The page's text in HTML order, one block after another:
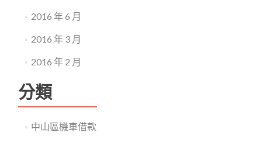
2016 年 6 月
2016 年 3 月
2016 年 2 月
分類
中山區機車借款